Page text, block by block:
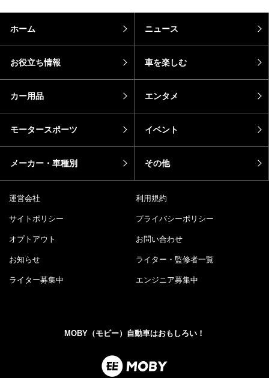
ホーム ニュース
お役立ち情報 車を楽しむ
カー用品 エンタメ
モータースポーツ イベント
メーカー・車種別 その他
運営会社 利用規約
サイトポリシー プライバシーポリシー
オプトアウト お問い合わせ
お知らせ ライター・監修者一覧
ライター募集中 エンジニア募集中
MOBY（モビー）自動車はおもしろい！